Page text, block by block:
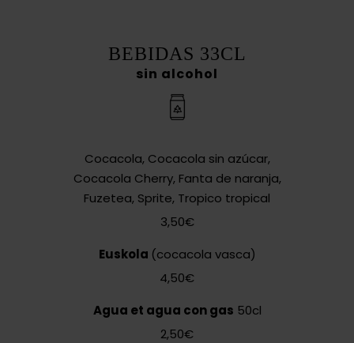
BEBIDAS 33CL
sin alcohol
Cocacola, Cocacola sin azúcar,
Cocacola Cherry, Fanta de naranja,
Fuzetea, Sprite, Tropico tropical
3,50€
Euskola (cocacola vasca)
4,50€
Agua et agua con gas 50cl
2,50€